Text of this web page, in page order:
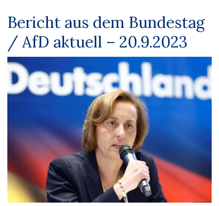
Bericht aus dem Bundestag
/ AfD aktuell – 20.9.2023